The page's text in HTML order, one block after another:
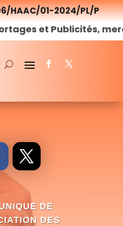
HAAC/01-2024/PL/P
Publicités, merci de
DE
DES